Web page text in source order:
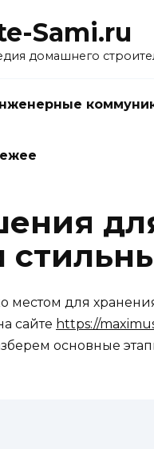
Sami.ru
домашнего
местом для
сайте https://
основные